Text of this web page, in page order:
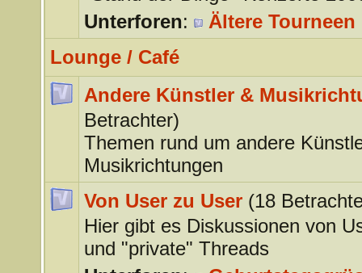
Unterforen:
Ältere Tourneen
Lounge / Café
Andere Künstler &
Betrachter)
Themen rund um andere
Musikrichtungen
Von User zu User (18
Hier gibt es Diskussionen von
und "private" Threads